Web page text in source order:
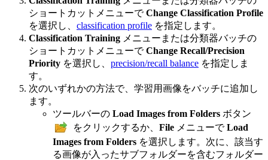
ショートカットメニューでChange Classification Profile
を選択し、 classification profile を指定します。
Classification Training メニューまたは分類器バッチの
ショートカットメニューでChange Recall/Precision
Priority を選択し、 precision/recall balance を指定しま
す。
次のいずれかの方法で、学習用画像をバッチに追加し
ます。
ツールバーの Load Images from Folders ボタン
をクリックするか、 File メニューでLoad
Images from Folders を選択します。次に、該当す
る画像が入ったサブフォルダーを含むフォルダー